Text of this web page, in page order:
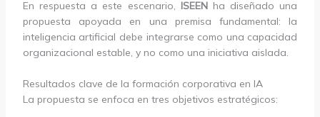
En respuesta a este escenario, ISEENha diseñado una
propuesta apoyada en una premisa fundamental: la
inteligencia artificial debe integrarse como una capacidad
organizacional estable, y no como una iniciativa aislada.
Resultados clave de la formación corporativa en IA
La propuesta se enfoca en tres objetivos estratégicos: